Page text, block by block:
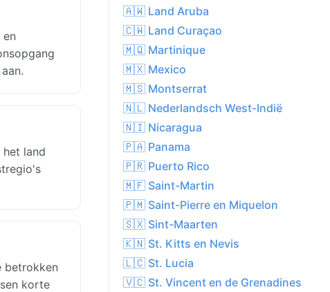
land
betrokken
korte
🇦🇼 Land Aruba
🇨🇼 Land Curaçao
🇲🇶 Martinique
🇲🇽 Mexico
🇲🇸 Montserrat
🇳🇱 Nederlandsch West-Indië
🇳🇮 Nicaragua
🇵🇦 Panama
🇵🇷 Puerto Rico
🇲🇫 Saint-Martin
🇵🇲 Saint-Pierre en Miquelon
🇸🇽 Sint-Maarten
🇰🇳 St. Kitts en Nevis
🇱🇨 St. Lucia
🇻🇨 St. Vincent en de Grenadines